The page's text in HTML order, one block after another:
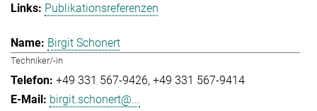
Publikationsreferenzen
Birgit Schonert
Techniker/-in
+49 331 567-9426 +49 331 567-9414
birgit.schonert@...